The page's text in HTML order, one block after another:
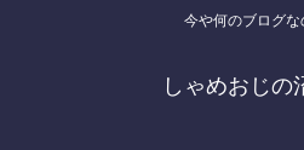
今や何のブログな
しゃめおじの